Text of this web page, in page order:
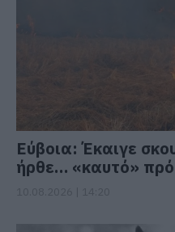
Εύβοια: Έκαιγε
ήρθε… «καυτό»